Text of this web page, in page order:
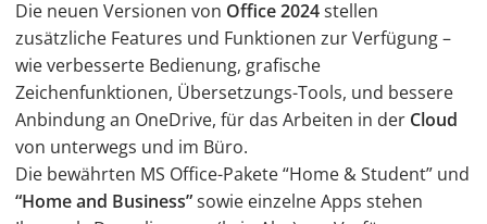
Die neuen Versionen von Office 2024stellen
zusätzliche Features und Funktionen zur Verfügung –
wie verbesserte Bedienung, grafische
Zeichenfunktionen, Übersetzungs-Tools, und bessere
Anbindung an OneDrive, für das Arbeiten in der Cloud
von unterwegs und im Büro.
Die bewährten MS Office-Pakete “Home & Student” und
“Home and Business”sowie einzelne Apps stehen